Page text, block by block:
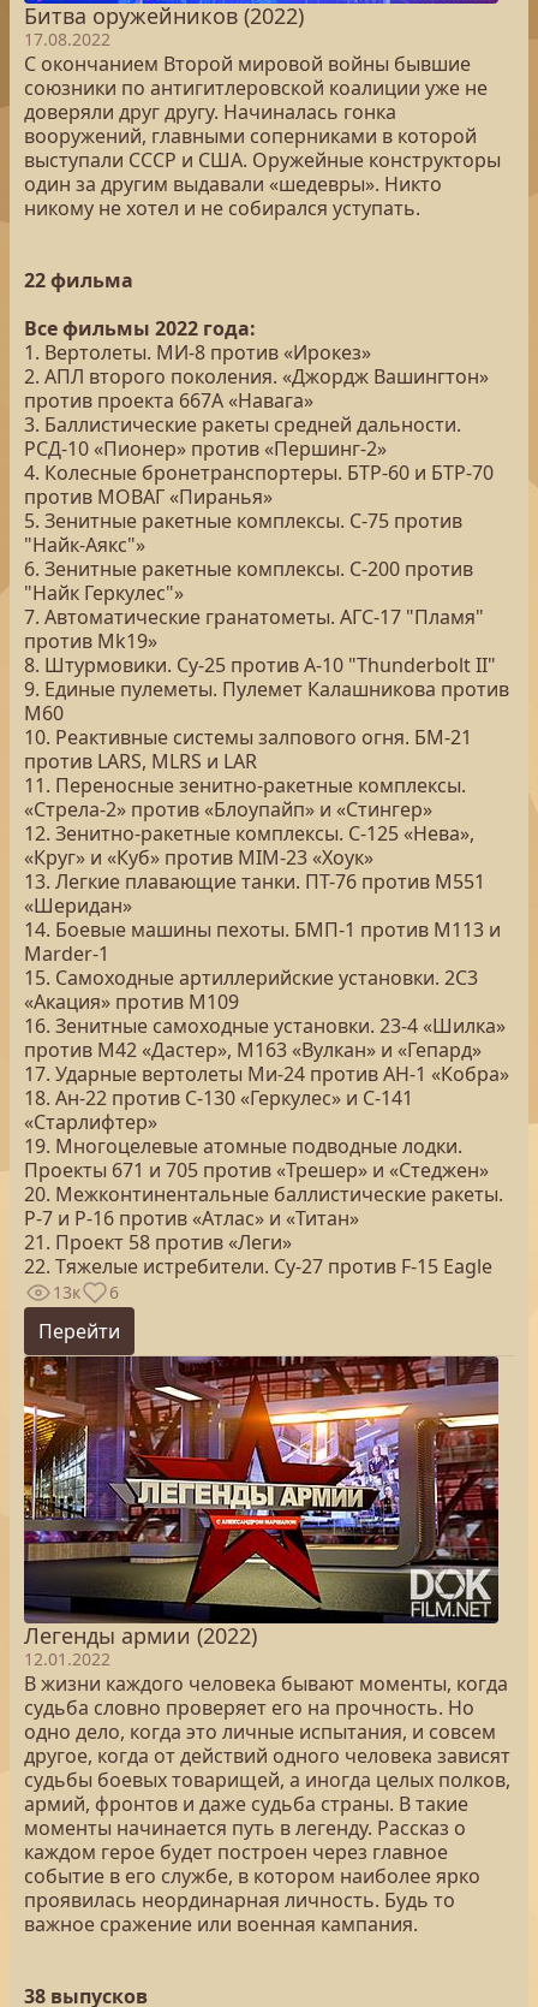
Битва оружейников (2022)
17.08.2022
С окончанием Второй мировой войны бывшие
союзники по антигитлеровской коалиции уже не
доверяли друг другу. Начиналась гонка
вооружений, главными соперниками в которой
выступали СССР и США. Оружейные конструкторы
один за другим выдавали «шедевры». Никто
никому не хотел и не собирался уступать.
22 фильма
Все фильмы 2022 года:
1. Вертолеты. МИ-8 против «Ирокез»
2. АПЛ второго поколения. «Джордж Вашингтон»
против проекта 667А «Навага»
3. Баллистические ракеты средней дальности.
РСД-10 «Пионер» против «Першинг-2»
4. Колесные бронетранспортеры. БТР-60 и БТР-70
против МОВАГ «Пиранья»
5. Зенитные ракетные комплексы. С-75 против
"Найк-Аякс"»
6. Зенитные ракетные комплексы. С-200 против
"Найк Геркулес"»
7. Автоматические гранатометы. АГС-17 "Пламя"
против Mk19»
8. Штурмовики. Су-25 против A-10 "Thunderbolt II"
9. Единые пулеметы. Пулемет Калашникова против
М60
10. Реактивные системы залпового огня. БМ-21
против LARS, MLRS и LAR
11. Переносные зенитно-ракетные комплексы.
«Стрела-2» против «Блоупайп» и «Стингер»
12. Зенитно-ракетные комплексы. С-125 «Нева»,
«Круг» и «Куб» против MIM-23 «Хоук»
13. Легкие плавающие танки. ПТ-76 против M551
«Шеридан»
14. Боевые машины пехоты. БМП-1 против M113 и
Marder-1
15. Самоходные артиллерийские установки. 2С3
«Акация» против М109
16. Зенитные самоходные установки. 23-4 «Шилка»
против М42 «Дастер», М163 «Вулкан» и «Гепард»
17. Ударные вертолеты Ми-24 против AH-1 «Кобра»
18. Ан-22 против C-130 «Геркулес» и С-141
«Старлифтер»
19. Многоцелевые атомные подводные лодки.
Проекты 671 и 705 против «Трешер» и «Стеджен»
20. Межконтинентальные баллистические ракеты.
Р-7 и Р-16 против «Атлас» и «Титан»
21. Проект 58 против «Леги»
22. Тяжелые истребители. Су-27 против F-15 Eagle
13к 6
Перейти
Легенды армии (2022)
12.01.2022
В жизни каждого человека бывают моменты, когда
судьба словно проверяет его на прочность. Но
одно дело, когда это личные испытания, и совсем
другое, когда от действий одного человека зависят
судьбы боевых товарищей, а иногда целых полков,
армий, фронтов и даже судьба страны. В такие
моменты начинается путь в легенду. Рассказ о
каждом герое будет построен через главное
событие в его службе, в котором наиболее ярко
проявилась неординарная личность. Будь то
важное сражение или военная кампания.
38 выпусков